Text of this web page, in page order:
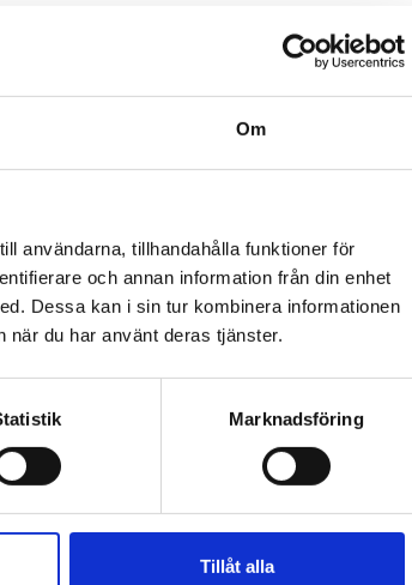
Om
användarna, tillhandahålla funktioner för
och annan information från din enhet
Dessa kan i sin tur kombinera informationen
när du har använt deras tjänster.
Marknadsföring
Tillåt alla
med kunden för att definiera
och tjänster. Minst lika viktigt är att
säger Charlotte.
genom olika workplace-koncept, där
som möjligt. Vi gör en
processen från idé till lösning”,
med både IT och HR och vår
Tidigare kom vi in när allt var
som verkligen behövs och för de
Arbetsplatsen blir en upplevelse
på kontoret så att
Först vill vi tala med IT-
arbetsplatsen så att vi kan